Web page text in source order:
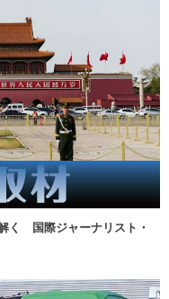
く 国際ジャーナリスト・